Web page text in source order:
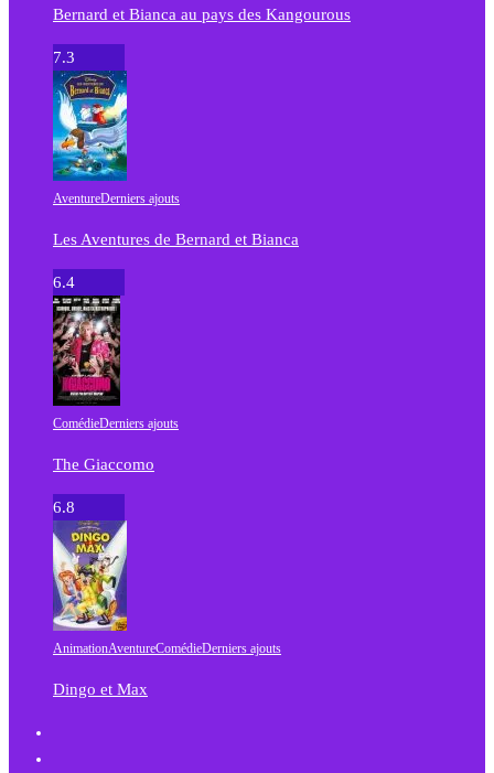
Bernard et Bianca au pays des Kangourous
7.3
AventureDerniers ajouts
Les Aventures de Bernard et Bianca
6.4
ComédieDerniers ajouts
The Giaccomo
6.8
AnimationAventureComédieDerniers ajouts
Dingo et Max